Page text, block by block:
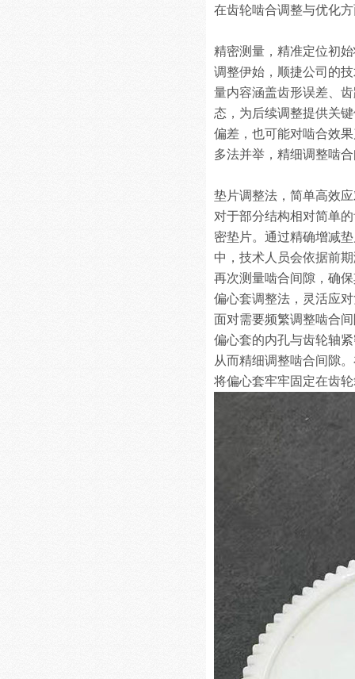
在齿轮啮合调整与优化
精密测量，精准定位初
调整伊始，顺捷公司的
量内容涵盖齿形误差、
态，为后续调整提供关
偏差，也可能对啮合效
多法并举，精细调整啮
垫片调整法，简单高效
对于部分结构相对简单
密垫片。通过精确增减
中，技术人员会依据前
再次测量啮合间隙，确
偏心套调整法，灵活应
面对需要频繁调整啮合
偏心套的内孔与齿轮轴
从而精细调整啮合间隙
将偏心套牢牢固定在齿